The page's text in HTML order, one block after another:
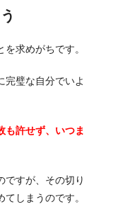
求めがちです。
完璧な自分でいよ
も許せず、いつま
ですが、その切り
しまうのです。